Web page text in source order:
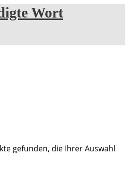
Wort
gefunden, die Ihrer Auswahl